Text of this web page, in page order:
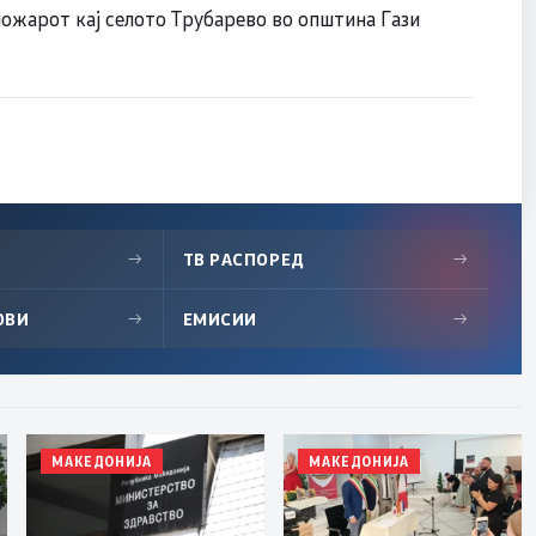
кај селото Трубарево во општина Гази
→ ТВ РАСПОРЕД →
→ ЕМИСИИ →
МАКЕДОНИЈА МАКЕДОНИЈА